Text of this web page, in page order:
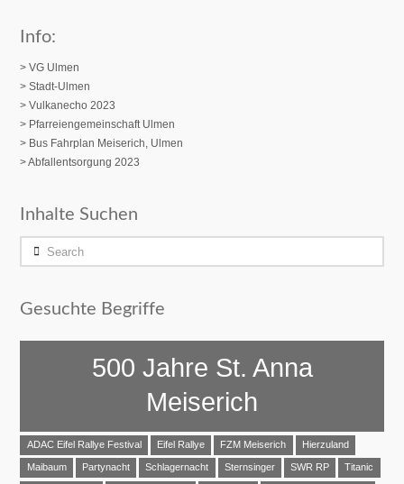
Info:
> VG Ulmen
> Stadt-Ulmen
> Vulkanecho 2023
> Pfarreiengemeinschaft Ulmen
> Bus Fahrplan Meiserich, Ulmen
> Abfallentsorgung 2023
Inhalte Suchen
Search
Gesuchte Begriffe
500 Jahre St. Anna
Meiserich
ADAC Eifel Rallye Festival Eifel Rallye FZM Meiserich Hierzuland
Maibaum Partynacht Schlagernacht Sternsinger SWR RP Titanic